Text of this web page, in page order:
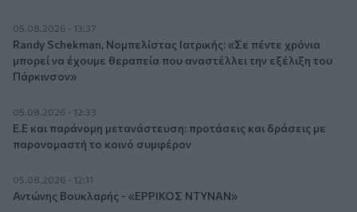
05.08.2026 - 13:37
Randy Schekman, Νομπελίστας Ιατρικής: «Σε πέντε χρόνια
μπορεί να έχουμε θεραπεία που αναστέλλει την εξέλιξη του
Πάρκινσον»
05.08.2026 - 12:33
Ε.Ε και παράνομη μετανάστευση: προτάσεις και δράσεις με
παρονομαστή το κοινό συμφέρον
05.08.2026 - 12:11
Αντώνης Βουκλαρής - «ΕΡΡΙΚΟΣ ΝΤΥΝΑΝ»